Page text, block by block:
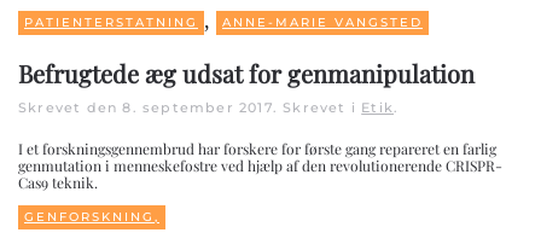
PATIENTERSTATNING , ANNE-MARIE VANGSTED
Befrugtede æg udsat for genmanipulation
Skrevet den8. september 2017. Skrevet i Etik.
I et forskningsgennembrud har forskere for første gang repareret en farlig
genmutation i menneskefostre ved hjælp af den revolutionerende CRISPR-
Cas9 teknik.
GENFORSKNING,